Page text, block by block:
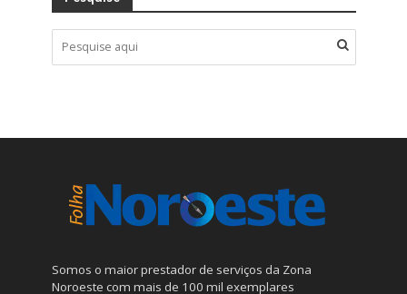
Somos o maior prestador de serviços da Zona
Noroeste com mais de 100 mil exemplares